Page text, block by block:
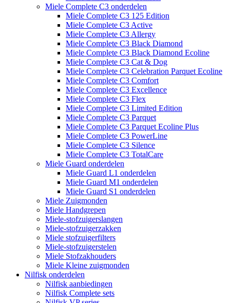
Miele Complete C3 onderdelen
Miele Complete C3 125 Edition
Miele Complete C3 Active
Miele Complete C3 Allergy
Miele Complete C3 Black Diamond
Miele Complete C3 Black Diamond Ecoline
Miele Complete C3 Cat & Dog
Miele Complete C3 Celebration Parquet Ecoline​
Miele Complete C3 Comfort
Miele Complete C3 Excellence
Miele Complete C3 Flex
Miele Complete C3 Limited Edition
Miele Complete C3 Parquet
Miele Complete C3 Parquet Ecoline Plus
Miele Complete C3 PowerLine
Miele Complete C3 Silence
Miele Complete C3 TotalCare
Miele Guard onderdelen
Miele Guard L1 onderdelen
Miele Guard M1 onderdelen
Miele Guard S1 onderdelen
Miele Zuigmonden
Miele Handgrepen
Miele-stofzuigerslangen
Miele-stofzuigerzakken
Miele stofzuigerfilters
Miele-stofzuigerstelen
Miele Stofzakhouders
Miele Kleine zuigmonden
Nilfisk onderdelen
Nilfisk aanbiedingen
Nilfisk Complete sets